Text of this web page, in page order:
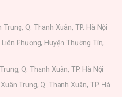
Q. Thanh Xuân, TP. Hà Nội
Phương, Huyện Thường Tín,
Q. Thanh Xuân, TP. Hà Nội
Trung, Q. Thanh Xuân, TP. Hà